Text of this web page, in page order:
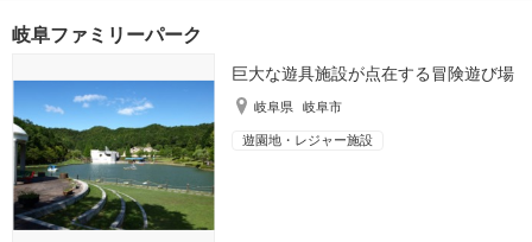
岐阜ファミリーパーク
巨大な遊具施設が点在する冒険遊び場
岐阜県 岐阜市
遊園地・レジャー施設